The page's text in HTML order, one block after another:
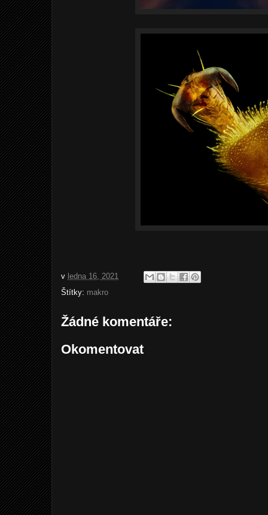
v ledna 16, 2021
Štítky: makro
Žádné komentáře:
Okomentovat